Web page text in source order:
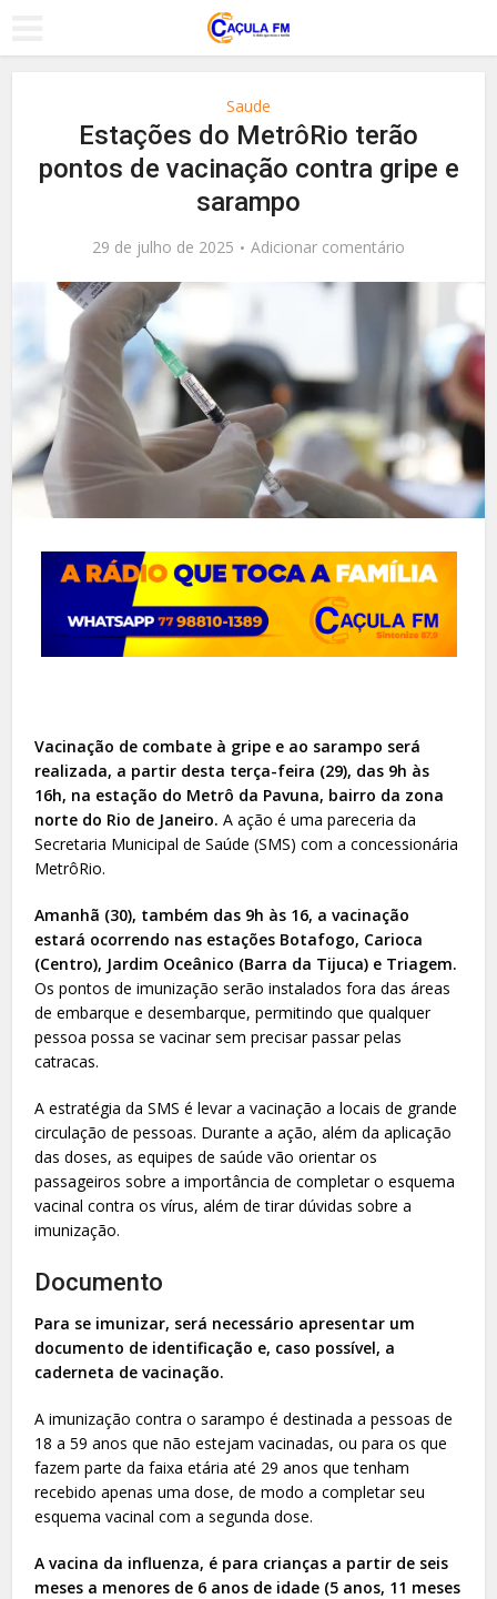
Saude
Estações do MetrôRio terão
pontos de vacinação contra gripe e
sarampo
29 de julho de 2025 Adicionar comentário
Vacinação de combate à gripe e ao sarampo será
realizada, a partir desta terça-feira (29), das 9h às
16h, na estação do Metrô da Pavuna, bairro da zona
norte do Rio de Janeiro. A ação é uma pareceria da
Secretaria Municipal de Saúde (SMS) com a concessionária
MetrôRio.
Amanhã (30), também das 9h às 16, a vacinação
estará ocorrendo nas estações Botafogo, Carioca
(Centro), Jardim Oceânico (Barra da Tijuca) e Triagem.
Os pontos de imunização serão instalados fora das áreas
de embarque e desembarque, permitindo que qualquer
pessoa possa se vacinar sem precisar passar pelas
catracas.
A estratégia da SMS é levar a vacinação a locais de grande
circulação de pessoas. Durante a ação, além da aplicação
das doses, as equipes de saúde vão orientar os
passageiros sobre a importância de completar o esquema
vacinal contra os vírus, além de tirar dúvidas sobre a
imunização.
Documento
Para se imunizar, será necessário apresentar um
documento de identificação e, caso possível, a
caderneta de vacinação.
A imunização contra o sarampo é destinada a pessoas de
18 a 59 anos que não estejam vacinadas, ou para os que
fazem parte da faixa etária até 29 anos que tenham
recebido apenas uma dose, de modo a completar seu
esquema vacinal com a segunda dose.
A vacina da influenza, é para crianças a partir de seis
meses a menores de 6 anos de idade (5 anos, 11 meses